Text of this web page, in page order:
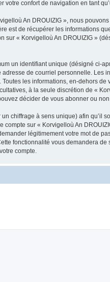
votre confort de navigation en tant
An DROUIZIG », nous
est de récupérer les informations
sur « Korvigelloù An DROUIZIG »
un identifiant unique (désigné ci-
adresse de courriel personnelle. Les
les informations, en-dehors
à la seule discrétion de «
décider de vous abonner ou
chiffrage à sens unique) afin qu’il
compte sur « Korvigelloù An
légitimement votre mot de
fonctionnalité vous demandera
compte.